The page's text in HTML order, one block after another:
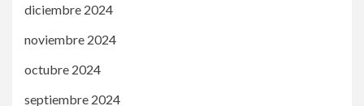
diciembre 2024
noviembre 2024
octubre 2024
septiembre 2024